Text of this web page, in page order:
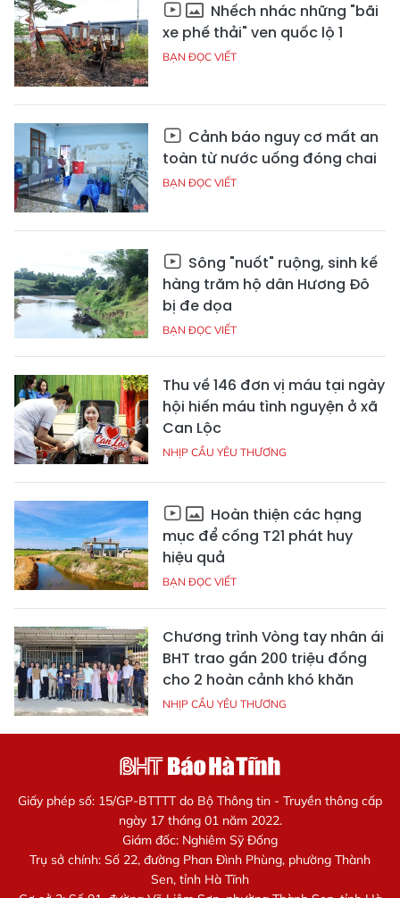
Nhếch nhác những "bãi
xe phế thải" ven quốc lộ 1
BẠN ĐỌC VIẾT
Cảnh báo nguy cơ mất an
toàn từ nước uống đóng chai
BẠN ĐỌC VIẾT
Sông "nuốt" ruộng, sinh kế
hàng trăm hộ dân Hương Đô
bị đe dọa
BẠN ĐỌC VIẾT
Thu về 146 đơn vị máu tại ngày
hội hiến máu tình nguyện ở xã
Can Lộc
NHỊP CẦU YÊU THƯƠNG
Hoàn thiện các hạng
mục để cống T21 phát huy
hiệu quả
BẠN ĐỌC VIẾT
Chương trình Vòng tay nhân ái
BHT trao gần 200 triệu đồng
cho 2 hoàn cảnh khó khăn
NHỊP CẦU YÊU THƯƠNG
Giấy phép số: 15/GP-BTTTT do Bộ Thông tin - Truyền thông cấp
ngày 17 tháng 01 năm 2022.
Giám đốc: Nghiêm Sỹ Đống
Trụ sở chính: Số 22, đường Phan Đình Phùng, phường Thành
Sen, tỉnh Hà Tĩnh